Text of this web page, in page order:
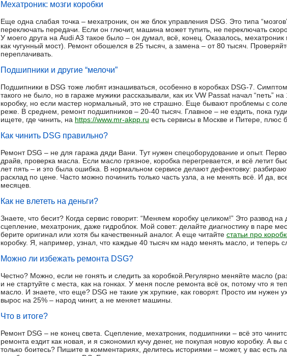
Мехатроник: мозги коробки
Еще одна слабая точка – мехатроник, он же блок управления DSG. Это типа
переключать передачи. Если он глючит, машина может тупить, не переключать
У моего друга на Audi A3 такое было – он думал, всё, конец. Оказалось,
как чугунный мост). Ремонт обошелся в 25 тысяч, а замена – от 80 тысяч.
переплачивать.
Подшипники и другие “мелочи”
Подшипники в DSG тоже любят изнашиваться, особенно в коробках DSG-7.
такого не было, но в гараже мужики рассказывали, как их VW Passat начал “петь”
коробку, но если мастер нормальный, это не страшно. Еще бывают проблемы с
реже. В среднем, ремонт подшипников – 20-40 тысяч. Главное – не ездить, пока
ищете, где чинить, на https://www.mr-akpp.ru есть сервисы в Москве и Питере, плюс
Как чинить DSG правильно?
Ремонт DSG – не для гаража дяди Вани. Тут нужен спецоборудование и опыт.
драйв, проверка масла. Если масло грязное, коробка перегревается, и всё летит
лет пять – и это была ошибка. В нормальном сервисе делают дефектовку:
расклад по цене. Часто можно починить только часть узла, а не менять всё. И да,
месяцев.
Как не влететь на деньги?
Знаете, что бесит? Когда сервис говорит: “Меняем коробку целиком!” Это развод на
сцепление, мехатроник, даже гидроблок. Мой совет: делайте диагностику в паре
берите оригинал или хотя бы качественный аналог. А еще читайте статьи про
коробку. Я, например, узнал, что каждые 40 тысяч км надо менять масло, и теперь
Можно ли избежать ремонта DSG?
Честно? Можно, если не гонять и следить за коробкой.Регулярно меняйте масло
и не стартуйте с места, как на гонках. У меня после ремонта всё ок, потому что я
масло. И знаете, что еще? DSG не такие уж хрупкие, как говорят. Просто им нужен
вырос на 25% – народ чинит, а не меняет машины.
Что в итоге?
Ремонт DSG – не конец света. Сцепление, мехатроник, подшипники – всё это
ремонта ездит как новая, и я сэкономил кучу денег, не покупая новую коробку. А
только боитесь? Пишите в комментариях, делитесь историями – может, у вас есть